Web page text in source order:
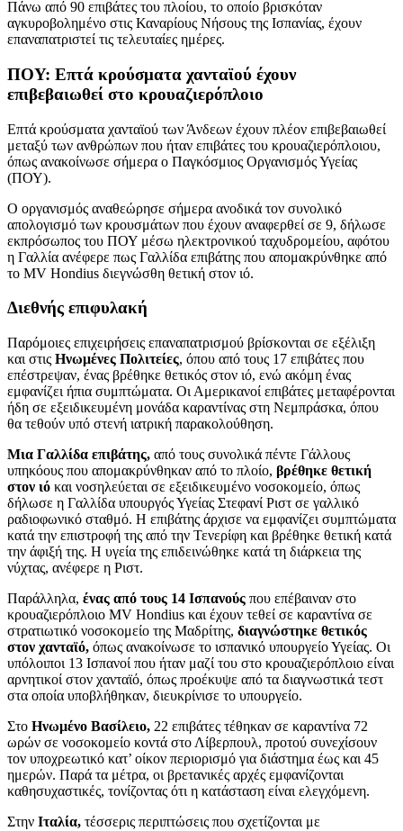
Πάνω από 90 επιβάτες του πλοίου, το οποίο βρισκόταν
αγκυροβολημένο στις Καναρίους Νήσους της Ισπανίας, έχουν
επαναπατριστεί τις τελευταίες ημέρες.
ΠΟΥ: Επτά κρούσματα χανταϊού έχουν
επιβεβαιωθεί στο κρουαζιερόπλοιο
Επτά κρούσματα χανταϊού των Άνδεων έχουν πλέον επιβεβαιωθεί
μεταξύ των ανθρώπων που ήταν επιβάτες του κρουαζιερόπλοιου,
όπως ανακοίνωσε σήμερα ο Παγκόσμιος Οργανισμός Υγείας
(ΠΟΥ).
Ο οργανισμός αναθεώρησε σήμερα ανοδικά τον συνολικό
απολογισμό των κρουσμάτων που έχουν αναφερθεί σε 9, δήλωσε
εκπρόσωπος του ΠΟΥ μέσω ηλεκτρονικού ταχυδρομείου, αφότου
η Γαλλία ανέφερε πως Γαλλίδα επιβάτης που απομακρύνθηκε από
το MV Hondius διεγνώσθη θετική στον ιό.
Διεθνής επιφυλακή
Παρόμοιες επιχειρήσεις επαναπατρισμού βρίσκονται σε εξέλιξη
και στις Ηνωμένες Πολιτείες, όπου από τους 17 επιβάτες που
επέστρεψαν, ένας βρέθηκε θετικός στον ιό, ενώ ακόμη ένας
εμφανίζει ήπια συμπτώματα. Οι Αμερικανοί επιβάτες μεταφέρονται
ήδη σε εξειδικευμένη μονάδα καραντίνας στη Νεμπράσκα, όπου
θα τεθούν υπό στενή ιατρική παρακολούθηση.
Μια Γαλλίδα επιβάτης, από τους συνολικά πέντε Γάλλους
υπηκόους που απομακρύνθηκαν από το πλοίο, βρέθηκε θετική
στον ιό και νοσηλεύεται σε εξειδικευμένο νοσοκομείο, όπως
δήλωσε η Γαλλίδα υπουργός Υγείας Στεφανί Ριστ σε γαλλικό
ραδιοφωνικό σταθμό. Η επιβάτης άρχισε να εμφανίζει συμπτώματα
κατά την επιστροφή της από την Τενερίφη και βρέθηκε θετική κατά
την άφιξή της. Η υγεία της επιδεινώθηκε κατά τη διάρκεια της
νύχτας, ανέφερε η Ριστ.
Παράλληλα, ένας από τους 14 Ισπανούς που επέβαιναν στο
κρουαζιερόπλοιο MV Hondius και έχουν τεθεί σε καραντίνα σε
στρατιωτικό νοσοκομείο της Μαδρίτης, διαγνώστηκε θετικός
στον χανταϊό, όπως ανακοίνωσε το ισπανικό υπουργείο Υγείας. Οι
υπόλοιποι 13 Ισπανοί που ήταν μαζί του στο κρουαζιερόπλοιο είναι
αρνητικοί στον χανταϊό, όπως προέκυψε από τα διαγνωστικά τεστ
στα οποία υποβλήθηκαν, διευκρίνισε το υπουργείο.
Στο Ηνωμένο Βασίλειο, 22 επιβάτες τέθηκαν σε καραντίνα 72
ωρών σε νοσοκομείο κοντά στο Λίβερπουλ, προτού συνεχίσουν
τον υποχρεωτικό κατ’ οίκον περιορισμό για διάστημα έως και 45
ημερών. Παρά τα μέτρα, οι βρετανικές αρχές εμφανίζονται
καθησυχαστικές, τονίζοντας ότι η κατάσταση είναι ελεγχόμενη.
Στην Ιταλία, τέσσερις περιπτώσεις που σχετίζονται με